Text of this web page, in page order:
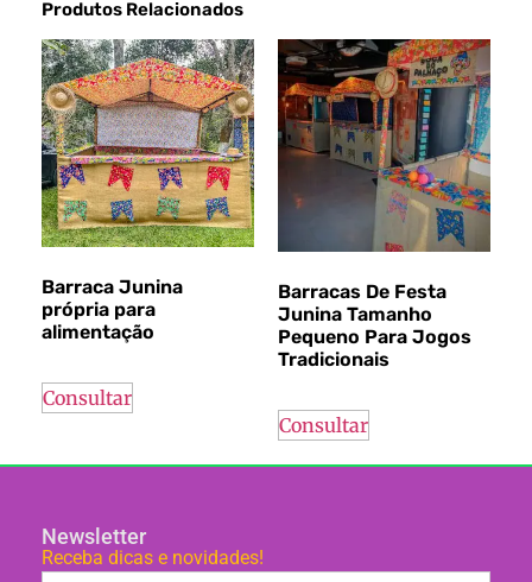
Produtos Relacionados
Barraca Junina
própria para
alimentação
Consultar
Barracas De Festa
Junina Tamanho
Pequeno Para Jogos
Tradicionais
Consultar
Newsletter
Receba dicas e novidades!